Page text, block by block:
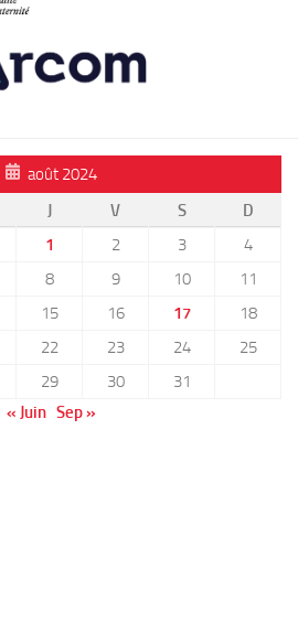
août 2024
J V S
D
1
2 3
4
8 9 10
11
15 16 17
18
22 23 24
25
29 30
31
« Juin Sep »